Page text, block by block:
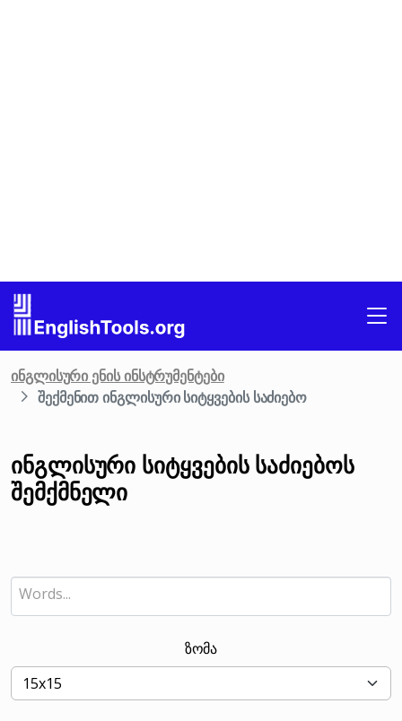
ინგლისური ენის ინსტრუმენტები
შექმენით ინგლისური სიტყვების საძიებო
ინგლისური სიტყვების საძიებოს
შემქმნელი
ზომა